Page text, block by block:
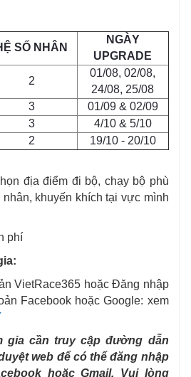
SỐ NHÂN
NGÀY
UPGRADE
2
01/08, 02/08,
24/08, 25/08
3
01/09 & 02/09
3
4/10 & 5/10
2
19/10 - 20/10
địa điểm đi bộ, chạy bộ phù
khuyến khích tại vực mình
phí
VietRace365 hoặc Đăng nhập
Facebook hoặc Google: xem
gia cần truy cập đường dẫn
web để có thể đăng nhập
hoặc Gmail. Vui lòng